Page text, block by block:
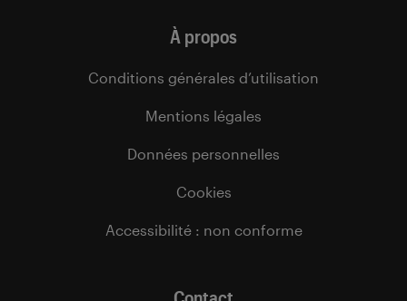
À propos
Conditions générales d’utilisation
Mentions légales
Données personnelles
Cookies
Accessibilité : non conforme